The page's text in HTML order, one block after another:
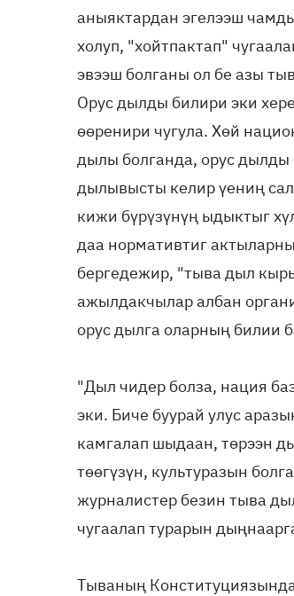
аныяктардан эгелээш
холуп, "хойтпактап"
эвээш болганы ол бе азы
Орус дылды билири эки
өөренири чугула. Хөй
дылы болганда, орус дылды
дылывысты келир үениң
кижи бүрүзүнүң ыдыктыг
даа нормативтиг
бергедежир, "тыва дыл
ажылдакчылар албан
орус дылга оларның билии
"Дыл чидер болза, нация
эки. Биче буурай улус
камгалап шыдаан, төрээн
төөгүзүн, культуразын
журналистер безин тыва
чугаалап турарын
Тываның